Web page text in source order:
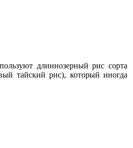
длиннозерный рис сорта
тайский рис), который иногда